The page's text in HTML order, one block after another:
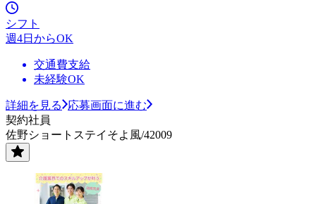
シフト
週4日からOK
交通費支給
未経験OK
詳細を見る
応募画面に進む
契約社員
佐野ショートステイそよ風/42009